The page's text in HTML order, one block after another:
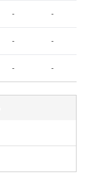
- -
- -
- -